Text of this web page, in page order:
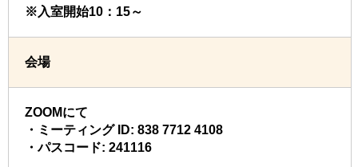
※入室開始10：15～
会場
ZOOMにて
・ミーティング ID: 838 7712 4108
・パスコード: 241116